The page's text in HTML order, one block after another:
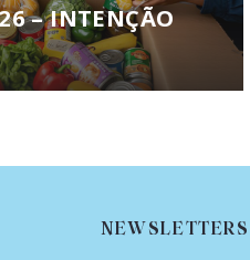
– INTENÇÃO
NEWSLETTERS